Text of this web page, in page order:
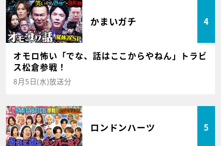
かまいガチ 4
オモロ怖い「でな、話はここからやねん」トラビ
ス松倉参戦！
8月5日(水)放送分
ロンドンハーツ 5